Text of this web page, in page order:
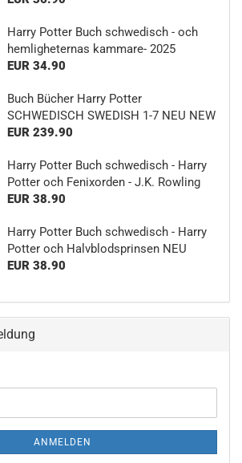
Harry Potter Buch schwedisch - och
hemligheternas kammare- 2025
EUR 34.90
Buch Bücher Harry Potter
SCHWEDISCH SWEDISH 1-7 NEU NEW
EUR 239.90
Harry Potter Buch schwedisch - Harry
Potter och Fenixorden - J.K. Rowling
EUR 38.90
Harry Potter Buch schwedisch - Harry
Potter och Halvblodsprinsen NEU
EUR 38.90
ANMELDEN